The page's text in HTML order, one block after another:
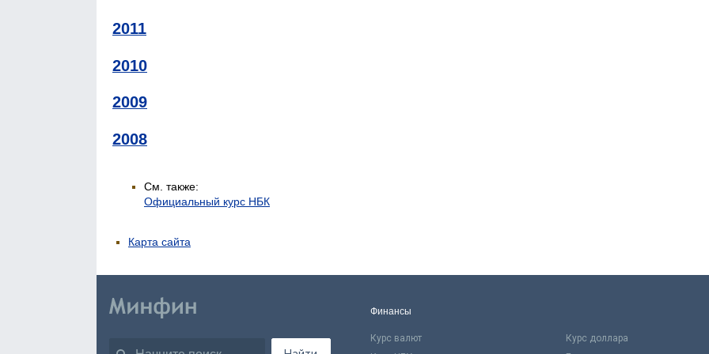
2011
2010
2009
2008
См. также:
Официальный курс НБК
Карта сайта
Финансы
Курс валют Курс доллара